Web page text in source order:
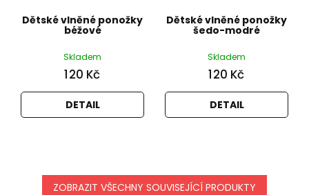
Dětské vlněné ponožky
béžové
Skladem
120 Kč
DETAIL
Dětské vlněné ponožky
šedo-modré
Skladem
120 Kč
DETAIL
ZOBRAZIT VŠECHNY SOUVISEJÍCÍ PRODUKTY